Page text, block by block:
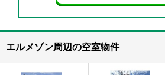
エルメゾン周辺の空室物件